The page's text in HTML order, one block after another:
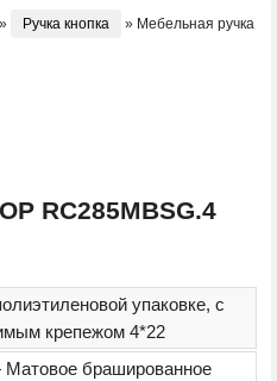
» Ручка кнопка » Мебельная ручка
RC285MBSG.4
упаковке, с
крепежом 4*22
брашированное